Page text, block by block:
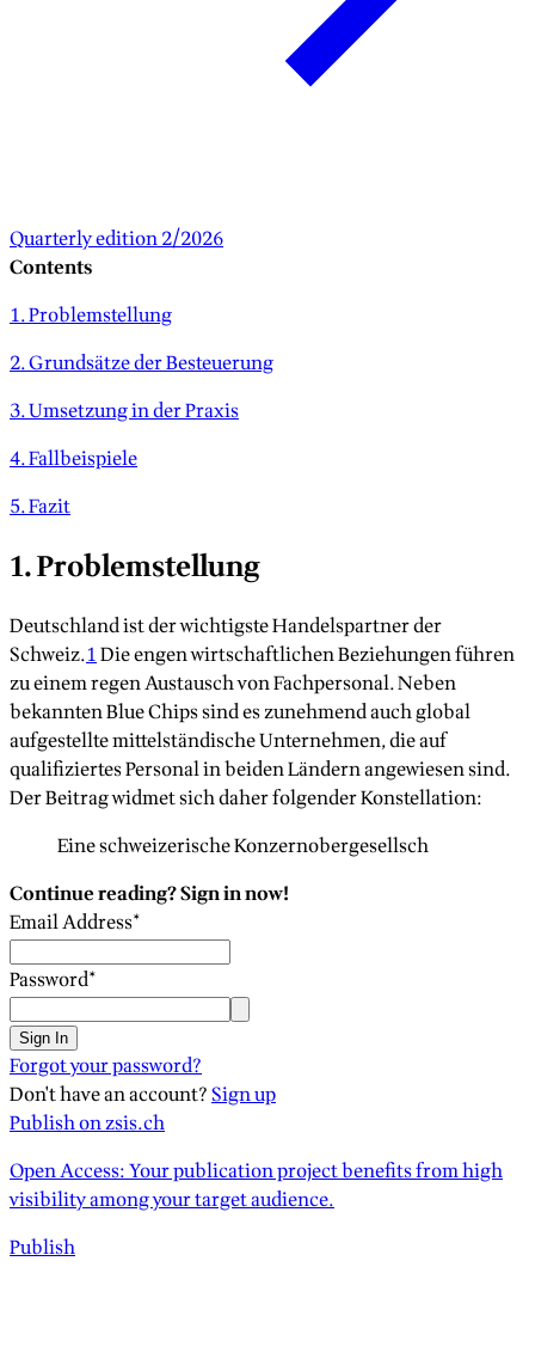
Quarterly edition 2/2026
Contents
1. Problemstellung
2. Grundsätze der Besteuerung
3. Umsetzung in der Praxis
4. Fallbeispiele
5. Fazit
1. Problemstellung
Deutschland ist der wichtigste Handelspartner der
Schweiz.1Die engen wirtschaftlichen Beziehungen führen
zu einem regen Austausch von Fachpersonal. Neben
bekannten Blue Chips sind es zunehmend auch global
aufgestellte mittelständische Unternehmen, die auf
qualifiziertes Personal in beiden Ländern angewiesen sind.
Der Beitrag widmet sich daher folgender Konstellation:
Eine schweizerische Konzernobergesellsch
Continue reading? Sign in now!
Email Address*
Password*
Sign In
Forgot your password?
Don't have an account?Sign up
Publish on zsis.ch
Open Access: Your publication project benefits from high
visibility among your target audience.
Publish